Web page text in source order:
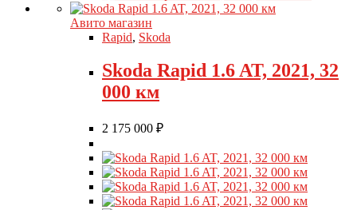
Авито магазин
Rapid, Skoda
Skoda Rapid 1.6 AT, 2021, 32
000 км
2 175 000 ₽